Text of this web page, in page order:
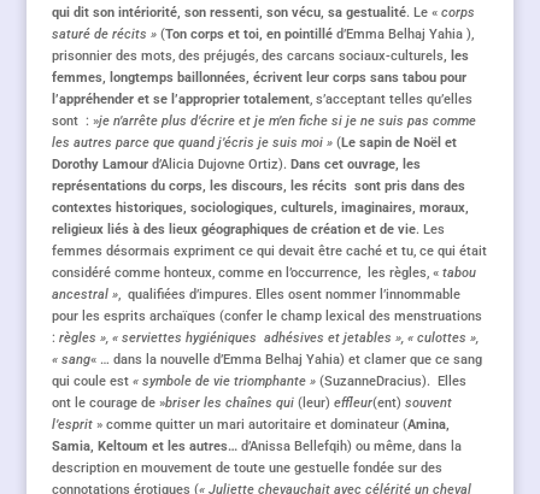
qui dit son intériorité, son ressenti, son vécu, sa gestualité. Le « corps
saturé de récits »(Ton corps et toi, en pointilléd’Emma Belhaj Yahia ),
prisonnier des mots, des préjugés, des carcans sociaux-culturels, les
femmes, longtemps baillonnées, écrivent leur corps sans tabou pour
l’appréhender et se l’approprier totalement, s’acceptant telles qu’elles
sont : »je n’arrête plus d’écrire et je m’en fiche si je ne suis pas comme
les autres parce que quand j’écris je suis moi » (Le sapin de Noël et
Dorothy Lamourd’Alicia Dujovne Ortiz). Dans cet ouvrage, les
représentations du corps, les discours, les récits sont pris dans des
contextes historiques, sociologiques, culturels, imaginaires, moraux,
religieux liés à des lieux géographiques de création et de vie. Les
femmes désormais expriment ce qui devait être caché et tu, ce qui était
considéré comme honteux, comme en l’occurrence, les règles, « tabou
ancestral », qualifiées d’impures. Elles osent nommer l’innommable
pour les esprits archaïques (confer le champ lexical des menstruations
: règles », « serviettes hygiéniques adhésives et jetables », « culottes »,
« sang« … dans la nouvelle d’Emma Belhaj Yahia) et clamer que ce sang
qui coule est « symbole de vie triomphante » (SuzanneDracius). Elles
ont le courage de »briser les chaînes qui(leur) effleur(ent) souvent
l’esprit» comme quitter un mari autoritaire et dominateur (Amina,
Samia, Keltoum et les autres… d’Anissa Bellefqih) ou même, dans la
description en mouvement de toute une gestuelle fondée sur des
connotations érotiques (« Juliette chevauchait avec célérité un cheval